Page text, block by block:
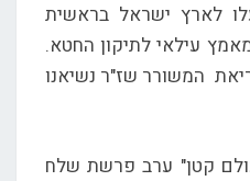
לארץ ישראל בראשית
עילאי לתיקון החטא.
המשורר שז"ר נשיאנו
קטן" ערב פרשת שלח